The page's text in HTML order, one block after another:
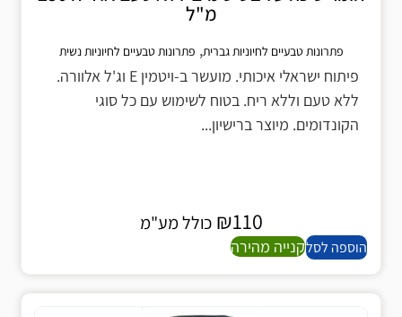
מ"ל
פתרונות טבעיים לחיוניות גברית, פתרונות טבעיים לחיוניות נשית
פיתוח ישראלי איכותי. מועשר ב-ויטמין E וג'ל אלוורה.
ללא טעם וללא ריח. בטוח לשימוש עם כל סוגי
הקונדומים. מיוצר ברישיון...
₪110 כולל מע"מ
הוספה לסלקנייה מהירה